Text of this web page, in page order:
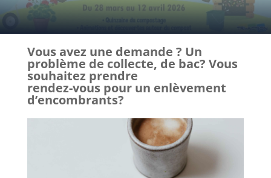
Vous avez une demande ? Un
problème de collecte, de bac? Vous
souhaitez prendre
rendez-vous pour un enlèvement
d’encombrants?